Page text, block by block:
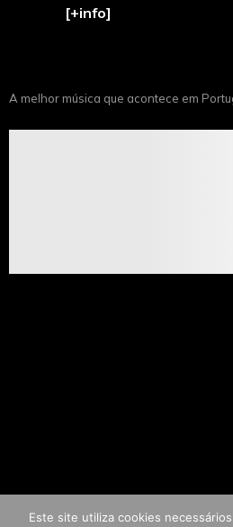
[+info]
A melhor música que acontece em
Este site utiliza cookies